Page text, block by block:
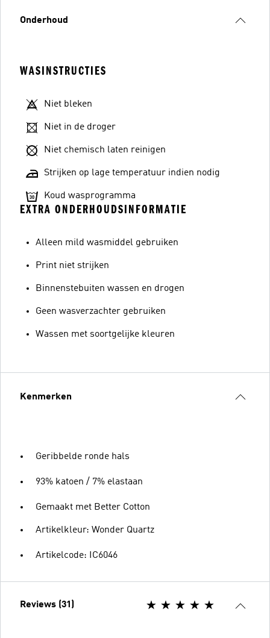
Onderhoud
WASINSTRUCTIES
Niet bleken
Niet in de droger
Niet chemisch laten reinigen
Strijken op lage temperatuur indien nodig
Koud wasprogramma
EXTRA ONDERHOUDSINFORMATIE
Alleen mild wasmiddel gebruiken
Print niet strijken
Binnenstebuiten wassen en drogen
Geen wasverzachter gebruiken
Wassen met soortgelijke kleuren
Kenmerken
Geribbelde ronde hals
93% katoen / 7% elastaan
Gemaakt met Better Cotton
Artikelkleur: Wonder Quartz
Artikelcode: IC6046
Reviews (31)